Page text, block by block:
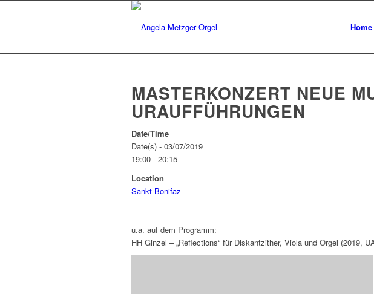
Home
MASTERKONZERT NEUE
URAUFFÜHRUNGEN
Date/Time
Date(s) - 03/07/2019
19:00 - 20:15
Location
Sankt Bonifaz
u.a. auf dem Programm:
HH Ginzel – „Reflections“ für Diskantzither, Viola und Orgel (2019,